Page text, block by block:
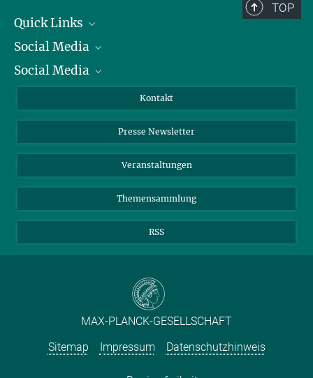
TOP
Quick Links
Präsident
Zahlen und Fakten
Meldestelle Fehlverhalten
Social Media
Bluesky
TikTok
Social Media
Instagram
YouTube
Kontakt
Presse Newsletter
Veranstaltungen
Themensammlung
RSS
MAX-PLANCK-GESELLSCHAFT
Sitemap
Impressum Datenschutzhinweis